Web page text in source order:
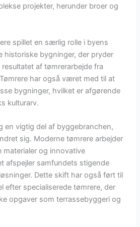
projekter, herunder broer og
spillet en særlig rolle i byens
historiske bygninger, der pryder
af tømrerarbejde fra
har også været med til at
bygninger, hvilket er afgørende
kulturarv.
en vigtig del af byggebranchen,
sig. Moderne tømrere arbejder
og innovative
afspejler samfundets stigende
Dette skift har også ført til
efter specialiserede tømrere, der
opgaver som terrassebyggeri og